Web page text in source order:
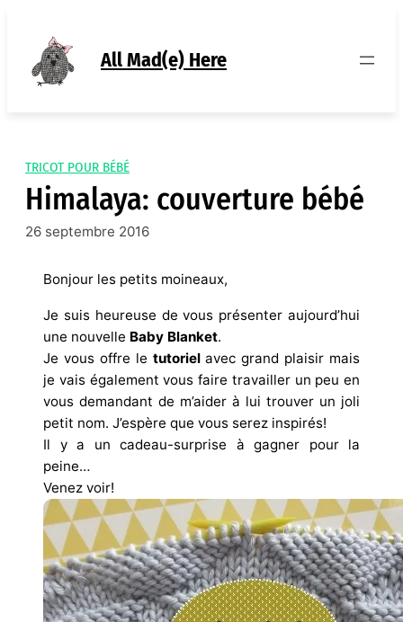
contenu
All Mad(e) Here
TRICOT POUR BÉBÉ
Himalaya: couverture bébé
26 septembre 2016
Bonjour les petits moineaux,
Je suis heureuse de vous présenter aujourd’hui
une nouvelle Baby Blanket.
Je vous offre le tutorielavec grand plaisir mais
je vais également vous faire travailler un peu en
vous demandant de m’aider à lui trouver un joli
petit nom. J’espère que vous serez inspirés!
Il y a un cadeau-surprise à gagner pour la
peine…
Venez voir!